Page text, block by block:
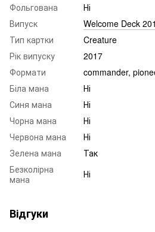
Фольгована
Ні
Випуск
Welcome Deck
Тип картки
Creature
Рік випуску
2017
Формати
commander,
Біла мана
Ні
Синя мана
Ні
Чорна мана
Ні
Червона мана
Ні
Зелена мана
Так
Безколірна
мана
Ні
Відгуки